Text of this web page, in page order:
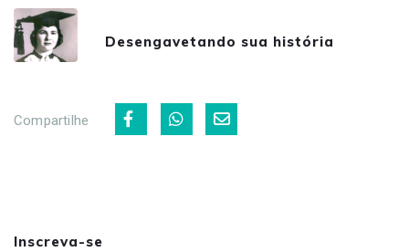
Desengavetando sua história
Compartilhe
Inscreva-se